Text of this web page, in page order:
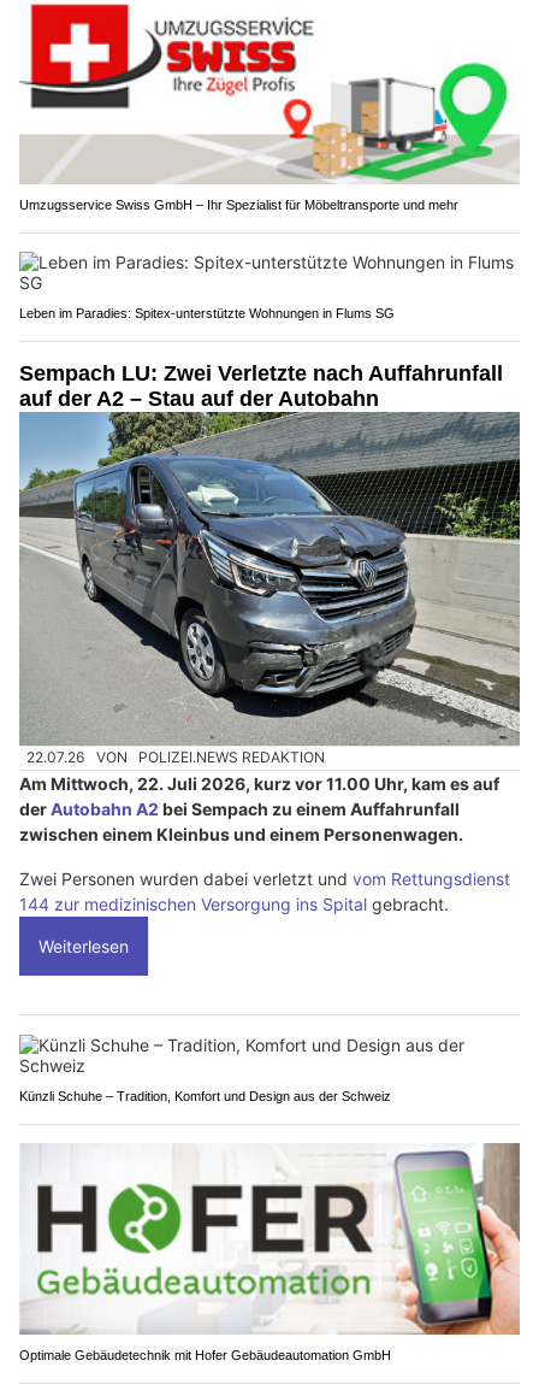
Umzugsservice Swiss GmbH – Ihr Spezialist für Möbeltransporte und mehr
Leben im Paradies: Spitex-unterstützte Wohnungen in Flums SG
Sempach LU: Zwei Verletzte nach Auffahrunfall
auf der A2 – Stau auf der Autobahn
22.07.26 VON POLIZEI.NEWS REDAKTION
Am Mittwoch, 22. Juli 2026, kurz vor 11.00 Uhr, kam es auf
derAutobahn A2 bei Sempach zu einem Auffahrunfall
zwischen einem Kleinbus und einem Personenwagen.
Zwei Personen wurden dabei verletzt und vom Rettungsdienst
144 zur medizinischen Versorgung ins Spital gebracht.
Weiterlesen
Künzli Schuhe – Tradition, Komfort und Design aus der Schweiz
Optimale Gebäudetechnik mit Hofer Gebäudeautomation GmbH